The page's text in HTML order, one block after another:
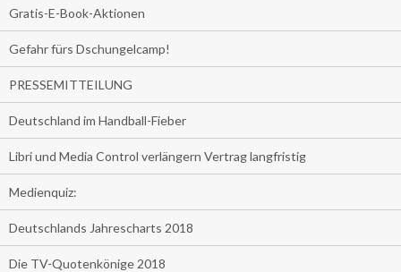
Gratis-E-Book-Aktionen
Gefahr fürs Dschungelcamp!
PRESSEMITTEILUNG
Deutschland im Handball-Fieber
Libri und Media Control verlängern Vertrag langfristig
Medienquiz:
Deutschlands Jahrescharts 2018
Die TV-Quotenkönige 2018